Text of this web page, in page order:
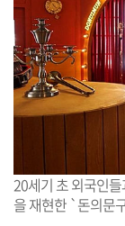
20세기 초 외국인
을 재현한 `돈의문